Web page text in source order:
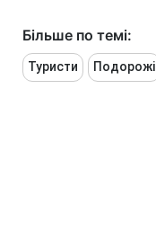
Більше по темі:
Туристи Подорожі